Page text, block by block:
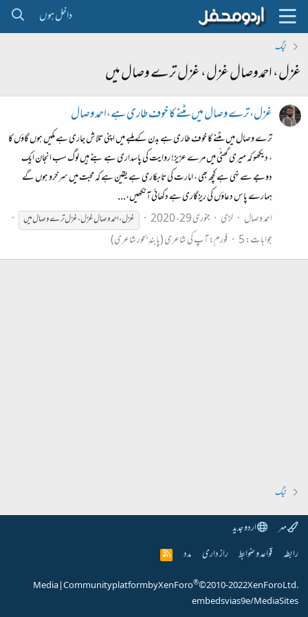
داخل ہوں
ٹیگ
غزل، احمدوصال غزل، غزل ترے وصال میں
غزل،ترے وصال میں مٹنے کا خوف طاری ہے،احمد وصال
ترے وصال میں مٹنے کا خوف طاری ہے بدن کے ملبے میں اپنی تلاش جاری ہے مکیں ہوں گاؤں کا
، دیکھو کہ میری گھٹّی میں مرے عزیز! روایت کی پاسداری ہے بنے ہیں لوگ سب انجان ایک
دوجے سے نہی ہے کچھ بھی ، امارت کی تابکاری ہے یقین ہے کہ محبت میں سرخرو ہوں گے
ہمارے پاس دعاؤں کی ریزگاری ہے دکھائی آنکھیں،...
احمد وصال
لڑی جنوری 29، 2020 غزل،احمدوصالغزل،غزلترےوصالمیں
جوابات: 5 فورم:آپ کی شاعری (پابندِ بحور شاعری)
ٹیگ
مہر
اردو جدید
رابطہ قواعد و ضوابط راز داری مدد
R
S
Community platform by XenForo®© 2010-2022 XenForo Ltd.
|
Media
embeds via s9e/MediaSites